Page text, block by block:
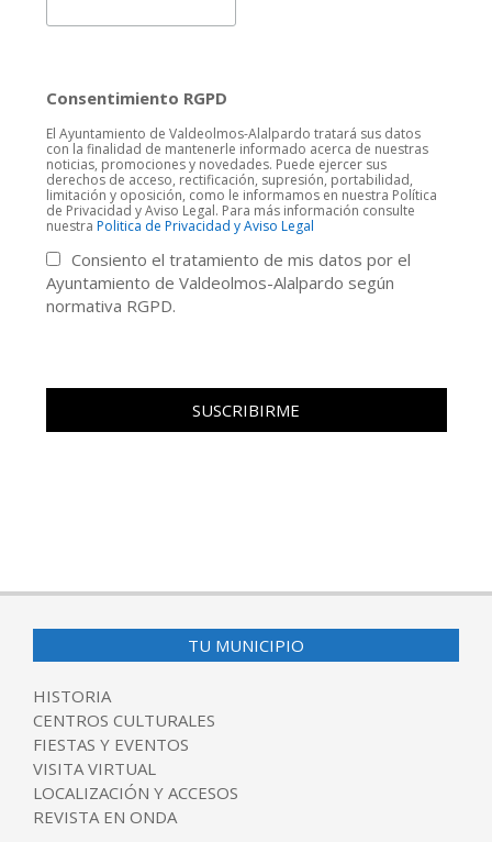
Consentimiento RGPD
El Ayuntamiento de Valdeolmos-Alalpardo tratará sus datos
con la finalidad de mantenerle informado acerca de nuestras
noticias, promociones y novedades. Puede ejercer sus
derechos de acceso, rectificación, supresión, portabilidad,
limitación y oposición, como le informamos en nuestra Política
de Privacidad y Aviso Legal. Para más información consulte
nuestra Politica de Privacidad y Aviso Legal
Consiento el tratamiento de mis datos por el
Ayuntamiento de Valdeolmos-Alalpardo según
normativa RGPD.
TU MUNICIPIO
HISTORIA
CENTROS CULTURALES
FIESTAS Y EVENTOS
VISITA VIRTUAL
LOCALIZACIÓN Y ACCESOS
REVISTA EN ONDA